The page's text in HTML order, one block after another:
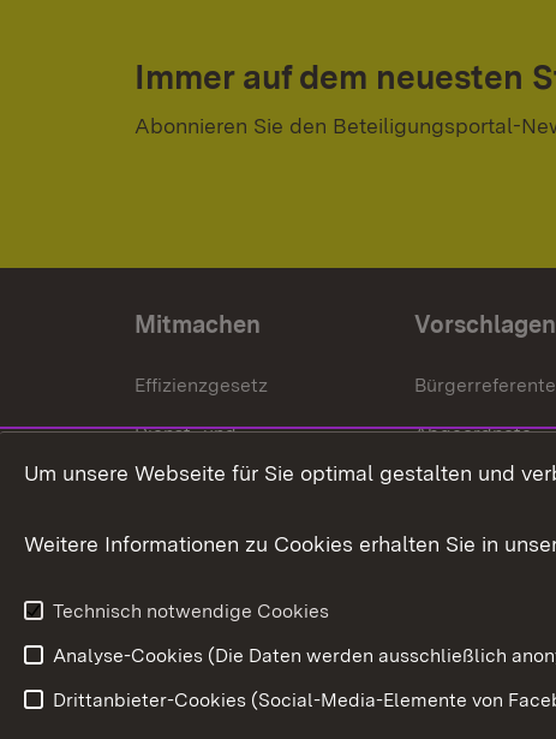
Immer auf dem neuesten
Abonnieren Sie den Beteiligungsportal-
Mitmachen
Effizienzgesetz
Dienst- und
Versorgungsbezüge
Weitere
Vorschlagen
Abgeordnete
Um unsere Webseite für Sie optimal gestalten und
Weitere Informationen zu Cookies erhalten Sie in
Technisch notwendige Cookies
Analyse-Cookies (Die Daten werden ausschließlich
Drittanbieter-Cookies (Social-Media-Elemente von